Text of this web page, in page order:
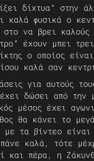
δίχτυα” στην
καλά φυσικά ο
στο να βρει
έχουν μπει
ο οποίος
καλά σαν
για αυτούς
δώσει από την
μέσος έχει
θα κάνει το
με τα βίντεο είναι
καλά, τότε
και πέρα, η